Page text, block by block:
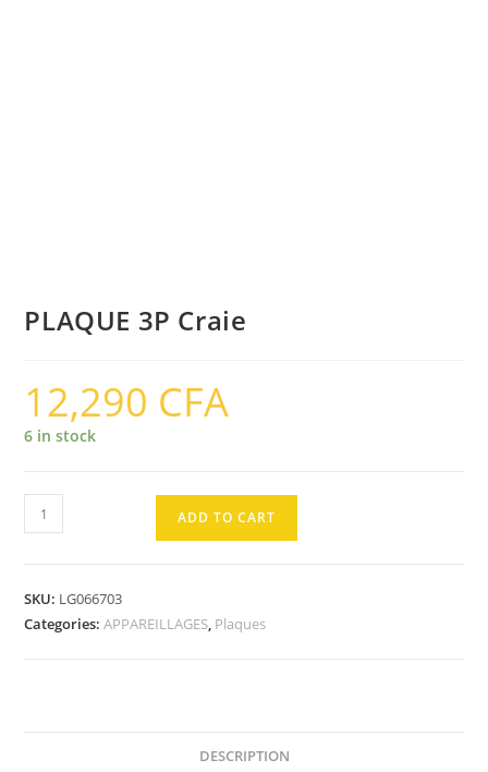
PLAQUE 3P Craie
12,290 CFA
6 in stock
PLAQUE
3P
ADD TO CART
SKU: LG066703
Categories:APPAREILLAGES, Plaques
DESCRIPTION